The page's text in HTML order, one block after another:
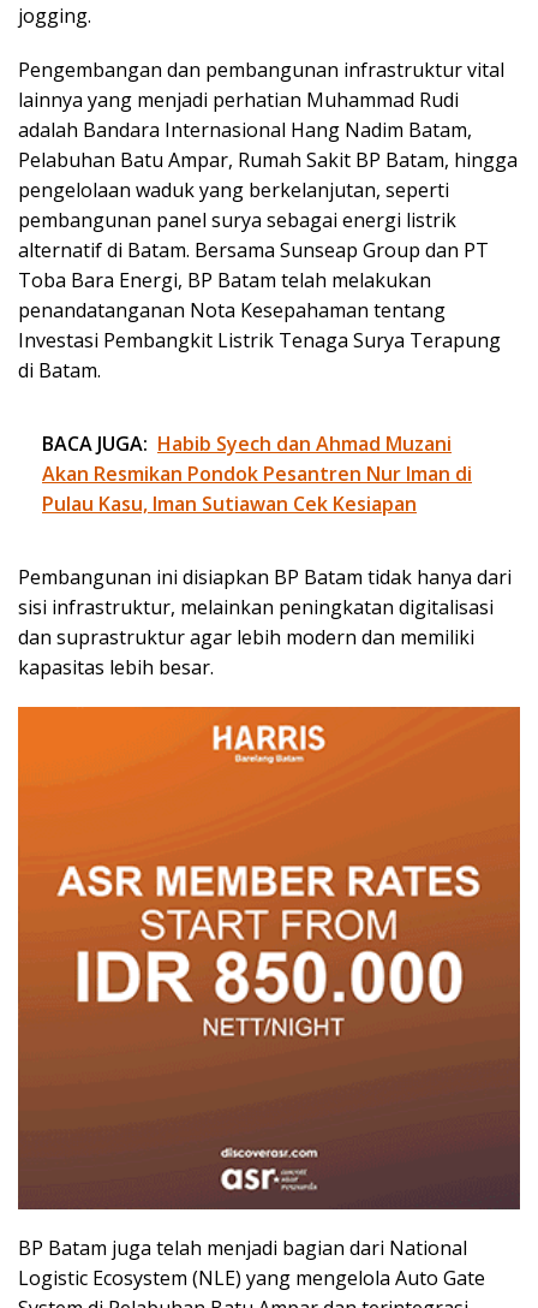
jogging.
Pengembangan dan pembangunan infrastruktur vital
lainnya yang menjadi perhatian Muhammad Rudi
adalah Bandara Internasional Hang Nadim Batam,
Pelabuhan Batu Ampar, Rumah Sakit BP Batam, hingga
pengelolaan waduk yang berkelanjutan, seperti
pembangunan panel surya sebagai energi listrik
alternatif di Batam. Bersama Sunseap Group dan PT
Toba Bara Energi, BP Batam telah melakukan
penandatanganan Nota Kesepahaman tentang
Investasi Pembangkit Listrik Tenaga Surya Terapung
di Batam.
BACA JUGA: Habib Syech dan Ahmad Muzani
Akan Resmikan Pondok Pesantren Nur Iman di
Pulau Kasu, Iman Sutiawan Cek Kesiapan
Pembangunan ini disiapkan BP Batam tidak hanya dari
sisi infrastruktur, melainkan peningkatan digitalisasi
dan suprastruktur agar lebih modern dan memiliki
kapasitas lebih besar.
BP Batam juga telah menjadi bagian dari National
Logistic Ecosystem (NLE) yang mengelola Auto Gate